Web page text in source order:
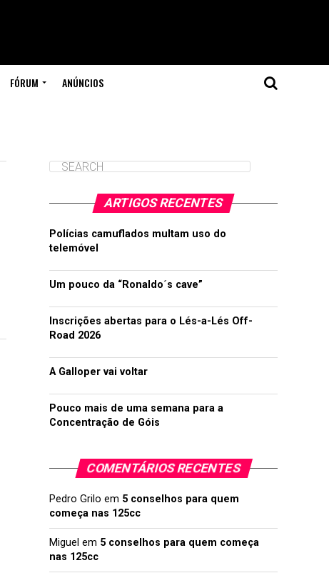
FÓRUM ANÚNCIOS
ARTIGOS RECENTES
Polícias camuflados multam uso do
telemóvel
Um pouco da “Ronaldo´s cave”
Inscrições abertas para o Lés-a-Lés Off-
Road 2026
A Galloper vai voltar
Pouco mais de uma semana para a
Concentração de Góis
COMENTÁRIOS RECENTES
Pedro Grilo em 5 conselhos para quem
começa nas 125cc
Miguel em 5 conselhos para quem começa
nas 125cc